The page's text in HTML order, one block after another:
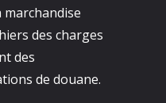
des charges
des
de douane.